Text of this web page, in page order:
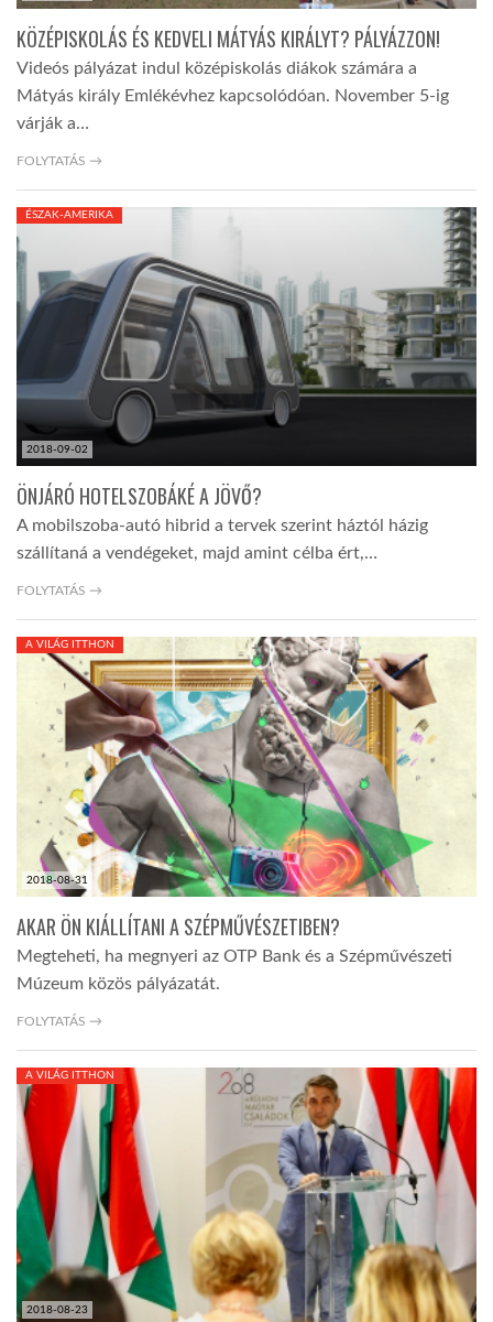
KÖZÉPISKOLÁS ÉS KEDVELI MÁTYÁS KIRÁLYT? PÁLYÁZZON!
Videós pályázat indul középiskolás diákok számára a
Mátyás király Emlékévhez kapcsolódóan. November 5-ig
várják a…
FOLYTATÁS →
2018-09-02
ÉSZAK-AMERIKA
ÖNJÁRÓ HOTELSZOBÁKÉ A JÖVŐ?
A mobilszoba-autó hibrid a tervek szerint háztól házig
szállítaná a vendégeket, majd amint célba ért,…
FOLYTATÁS →
2018-08-31
A VILÁG ITTHON
AKAR ÖN KIÁLLÍTANI A SZÉPMŰVÉSZETIBEN?
Megteheti, ha megnyeri az OTP Bank és a Szépművészeti
Múzeum közös pályázatát.
FOLYTATÁS →
2018-08-23
A VILÁG ITTHON